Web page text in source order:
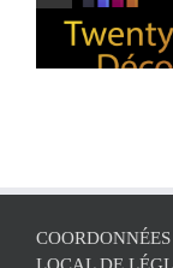
Art
LOCAL DE